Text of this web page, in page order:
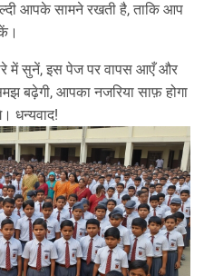
आपके सामने रखती है, ताकि आप
में सुनें, इस पेज पर वापस आएँ और
बढ़ेगी, आपका नजरिया साफ़ होगा
धन्यवाद!